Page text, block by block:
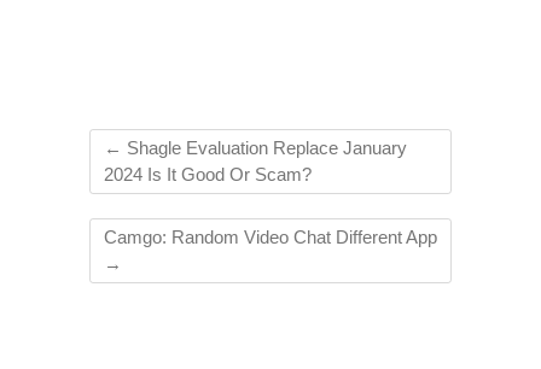
← Shagle Evaluation Replace January
2024 Is It Good Or Scam?
Camgo: Random Video Chat Different App
→